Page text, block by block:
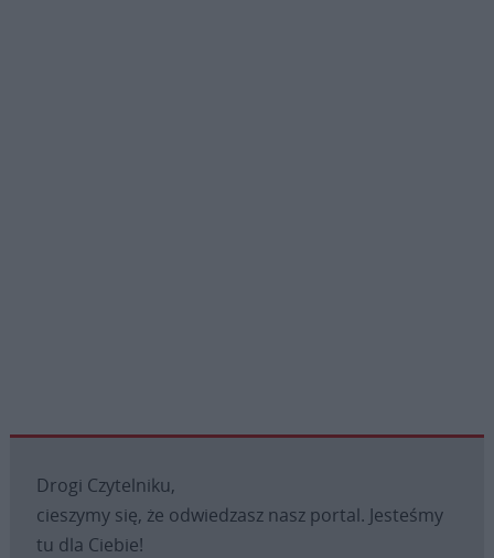
Drogi Czytelniku,
cieszymy się, że odwiedzasz nasz portal. Jesteśmy
tu dla Ciebie!